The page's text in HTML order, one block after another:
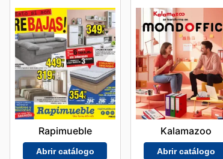
Rapimueble
Abrir catálogo
Kalamazoo
Abrir catálogo